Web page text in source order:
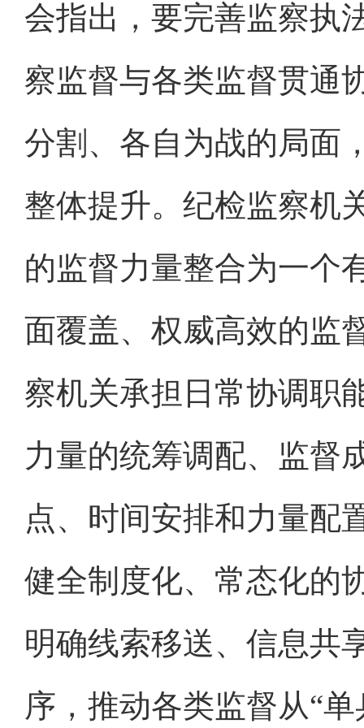
会指出，要完善监察执
察监督与各类监督贯通
分割、各自为战的局面
整体提升。纪检监察机
的监督力量整合为一个
面覆盖、权威高效的监
察机关承担日常协调职
力量的统筹调配、监督
点、时间安排和力量配
健全制度化、常态化的
明确线索移送、信息共
序，推动各类监督从“